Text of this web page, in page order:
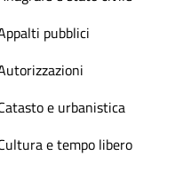
pubblici
e urbanistica
e tempo libero